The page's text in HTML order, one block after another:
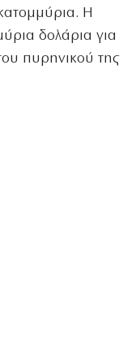
Η
δολάρια για
πυρηνικού της